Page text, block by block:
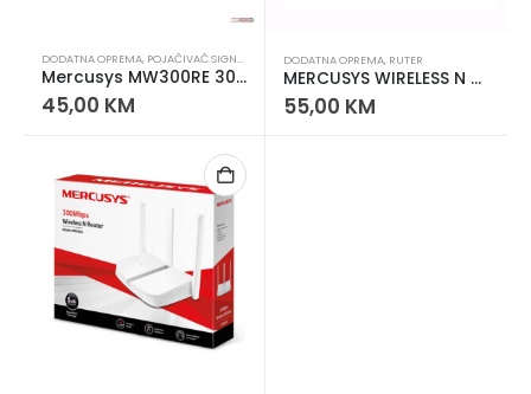
DODATNA OPREMA, POJAČIVAČ SIGNALA
Mercusys MW300RE 300Mbps WIRELESS RANGE EXTENDER
45,00 KM
DODATNA OPREMA, RUTER
MERCUSYS WIRELESS N ROUTER
55,00 KM